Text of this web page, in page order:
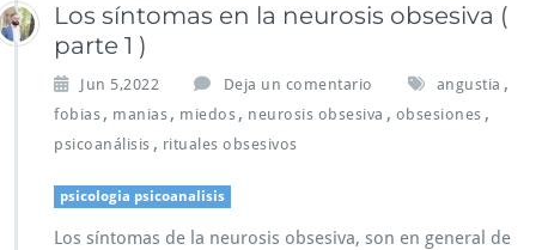
Los síntomas en la neurosis obsesiva (
parte 1 )
Jun 5,2022 Deja un comentario angustia ,
fobias , manias , miedos , neurosis obsesiva , obsesiones ,
psicoanálisis , rituales obsesivos
psicologia psicoanalisis
Los síntomas de la neurosis obsesiva, son en general de